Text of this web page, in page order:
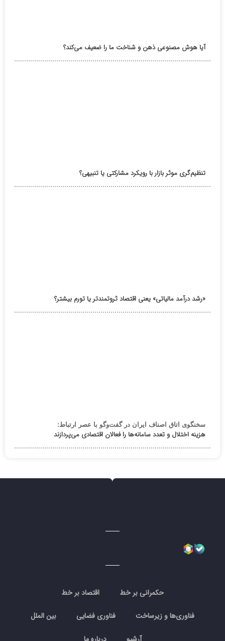
آیا هوش مصنوعی ذهن و شناخت ما را ضعیف می‌کند؟
تنظیم‌گری موثر بازار با رویکرد مشارکتی یا تنبیهی؟
«رشد درآمد مالیاتی» یعنی اقتصاد ثروتمندتر یا تورم بیشتر؟
سخنگوی اتاق اصناف ایران در گفت‌وگو با عصر ارتباط:
هزینه اختلال و تعدد سامانه‌ها را فعالان اقتصادی می‌پردازند
حکمرانی بر خط اقتصاد بر خط
فناوری‌ها و زیرساخت فناوری فضایی بین الملل